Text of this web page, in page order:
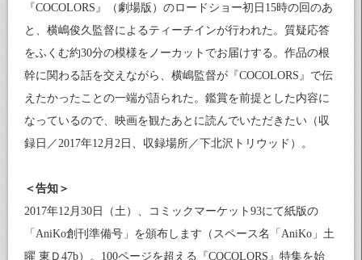
『COCOLORS』（劇場版）のロードショー初日15時の回のあ
と、横嶋俊久監督によるティーチインが行われた。質疑応答
をふくむ約30分の模様をノーカットでお届けする。作品の根
幹に関わる話を交えながら、横嶋監督が『COCOLORS』で伝
えたかったことの一端が語られた。鑑賞を前提とした内容に
なっているので、映画を観たあとに読んでいただきたい（収
録日／2017年12月2日、収録場所／下北沢トリウッド）。
＜告知＞
2017年12月30日（土）、コミックマーケット93にて紙版の
「AniKo創刊準備号」を頒布します（スペース名「AniKo」土
曜 東Ｄ47b）。100ページを超える『COCOLORS』特集を始